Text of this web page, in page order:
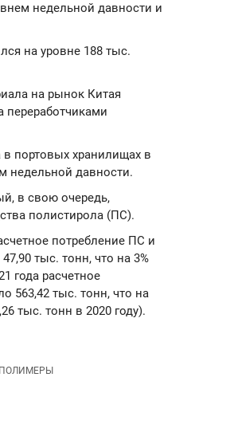
недельной давности и
на уровне 188 тыс.
на рынок Китая
переработчиками
портовых хранилищах в
недельной давности.
в свою очередь,
полистирола (ПС).
потребление ПС и
тыс. тонн, что на 3%
года расчетное
563,42 тыс. тонн, что на
тыс. тонн в 2020 году).